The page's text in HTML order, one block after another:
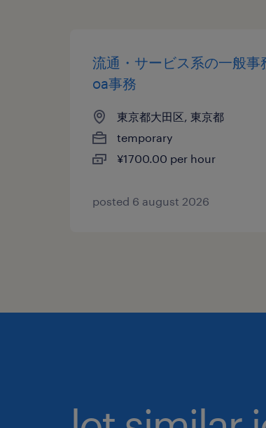
流通・サービス系の一般事
oa事務
東京都大田区, 東京都
temporary
¥1700.00 per hour
posted 6 august 2026